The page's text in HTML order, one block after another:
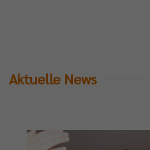
Aktuelle News